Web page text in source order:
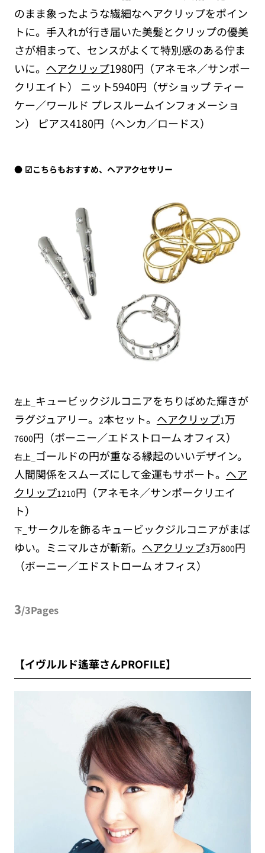
のまま象ったような繊細なヘアクリップをポイン
トに。手入れが行き届いた美髪とクリップの優美
さが相まって、センスがよくて特別感のある佇ま
いに。 ヘアクリップ1980円（アネモネ／サンポー
クリエイト） ニット5940円（ザショップ ティー
ケー／ワールド プレスルームインフォメーショ
ン） ピアス4180円（ヘンカ／ロードス）
☑こちらもおすすめ、ヘアアクセサリー
左上_ キュービックジルコニアをちりばめた輝きが
ラグジュアリー。 2本セット。 ヘアクリップ1 万
7600円（ボーニー／エドストロームオフィス）
右上_ ゴールドの円が重なる縁起のいいデザイン。
人間関係をスムーズにして金運もサポート。 ヘア
クリップ1210円（アネモネ／サンポークリエイ
ト）
下_ サークルを飾るキュービックジルコニアがまば
ゆい。ミニマルさが斬新。 ヘアクリップ3万800円
（ボーニー／エドストロームオフィス）
3/3Pages
【イヴルルド遙華さんPROFILE】